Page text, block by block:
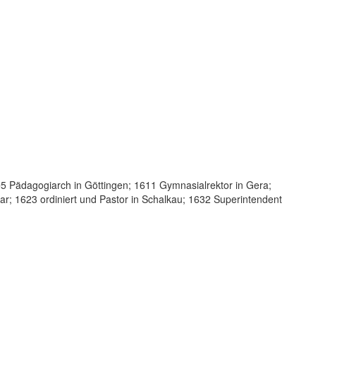
Pädagogiarch in Göttingen; 1611 Gymnasialrektor in Gera;
1623 ordiniert und Pastor in Schalkau; 1632 Superintendent